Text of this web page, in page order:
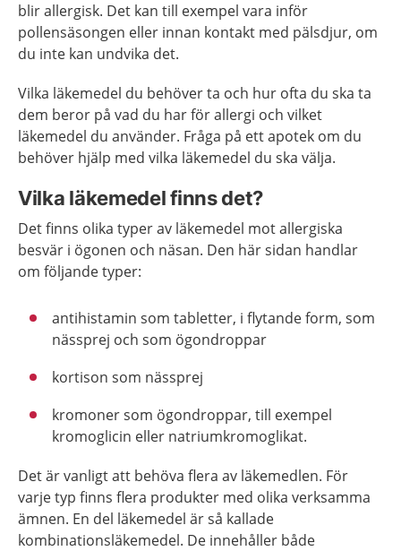
blir allergisk. Det kan till exempel vara inför
pollensäsongen eller innan kontakt med pälsdjur, om
du inte kan undvika det.
Vilka läkemedel du behöver ta och hur ofta du ska ta
dem beror på vad du har för allergi och vilket
läkemedel du använder. Fråga på ett apotek om du
behöver hjälp med vilka läkemedel du ska välja.
Vilka läkemedel finns det?
Det finns olika typer av läkemedel mot allergiska
besvär i ögonen och näsan. Den här sidan handlar
om följande typer:
antihistamin som tabletter, i flytande form, som
nässprej och som ögondroppar
kortison som nässprej
kromoner som ögondroppar, till exempel
kromoglicin eller natriumkromoglikat.
Det är vanligt att behöva flera av läkemedlen. För
varje typ finns flera produkter med olika verksamma
ämnen. En del läkemedel är så kallade
kombinationsläkemedel. De innehåller både